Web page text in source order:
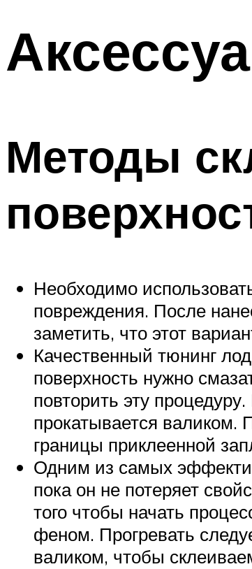
Методы
Необходимо
повреждения. После
заметить, что этот
Качественный тюнинг
поверхность нужно
повторить эту
прокатывается валиком.
границы приклеенной
Одним из самых
пока он не потеряет
того чтобы начать
феном. Прогревать
валиком, чтобы